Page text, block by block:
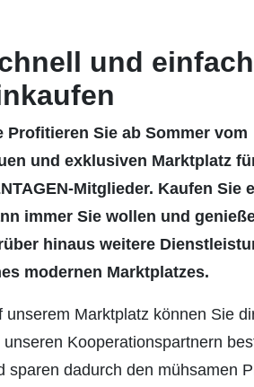
und einfach
Profitieren Sie ab Sommer vom
und exklusiven Marktplatz
Mitglieder. Kaufen Sie
immer Sie wollen und
hinaus weitere
modernen Marktplatzes.
unserem Marktplatz können Sie
unseren Kooperationspartnern
sparen dadurch den mühsamen